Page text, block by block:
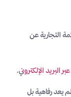
التجارية عن
ي.
يعد رفاهية بل